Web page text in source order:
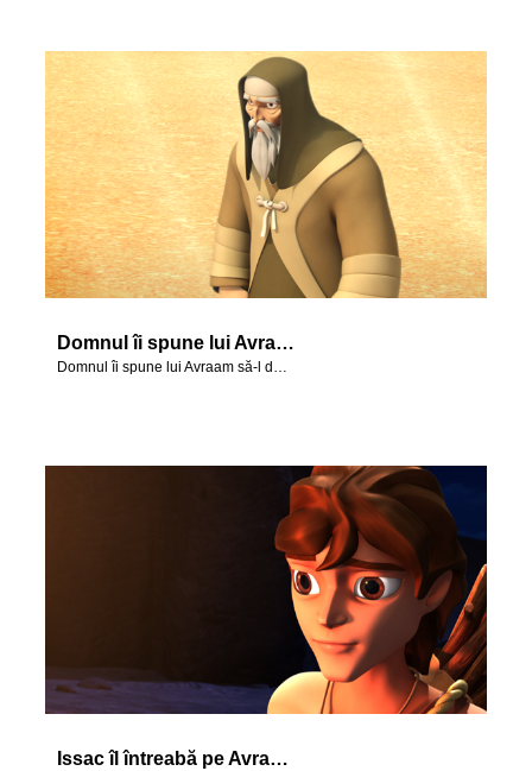
Domnul îi spune lui Avraam să-l ducă pe fiul său în țara Moria.
Domnul îi spune lui Avraam să-l ducă pe fiul său în țara Moria.
Issac îl întreabă pe Avraam unde este mielul pentru arderea de tot.